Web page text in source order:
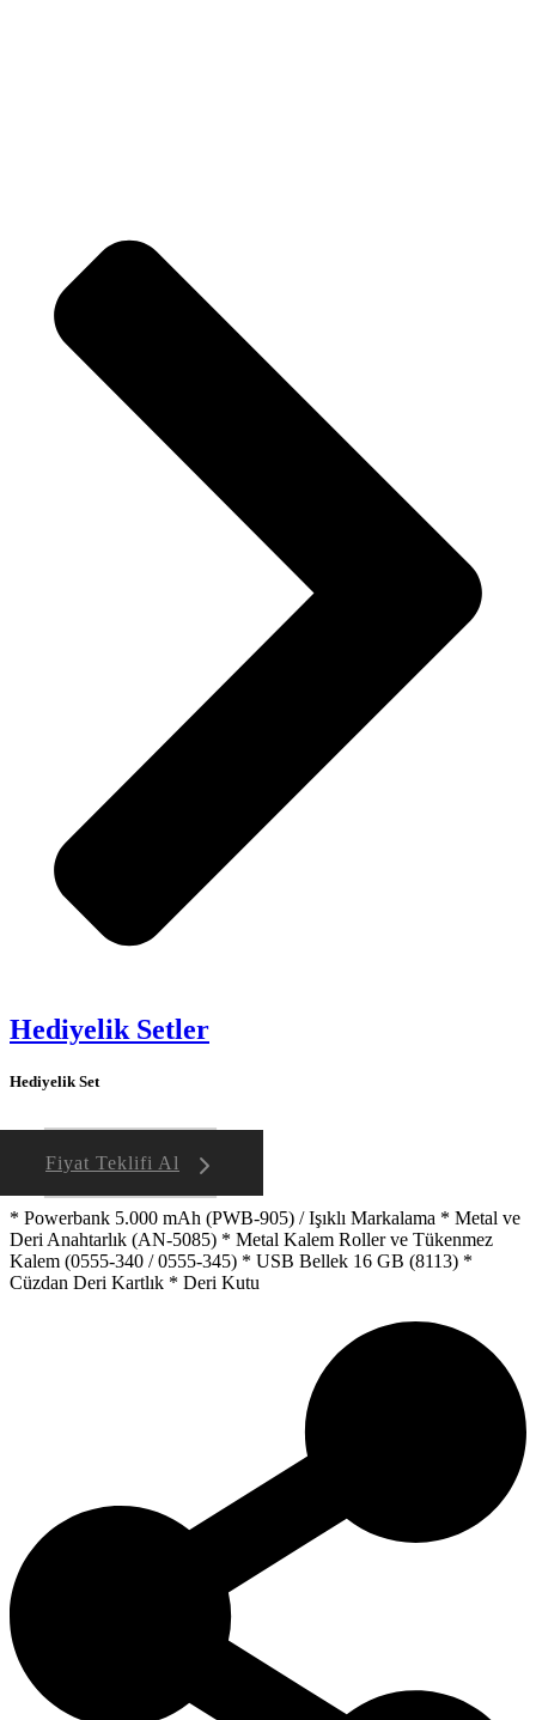
Hediyelik Setler
Hediyelik Set
Fiyat Teklifi Al
* Powerbank 5.000 mAh (PWB-905) / Işıklı Markalama * Metal ve
Deri Anahtarlık (AN-5085) * Metal Kalem Roller ve Tükenmez
Kalem (0555-340 / 0555-345) * USB Bellek 16 GB (8113) *
Cüzdan Deri Kartlık * Deri Kutu